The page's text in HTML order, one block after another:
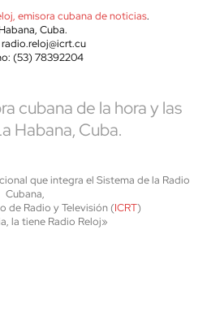
emisora cubana de noticias.
Cuba.
(53) 78392204
cubana de la hora y las
Habana, Cuba.
que integra el Sistema de la Radio
Cubana,
de Radio y Televisión (ICRT)
la tiene Radio Reloj»